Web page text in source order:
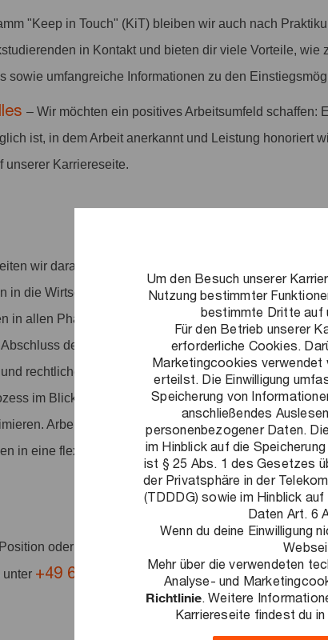
Um den Besuch unserer
Nutzung bestimmter
bestimmte Dritte auf
Für den Betrieb unserer
erforderliche Cookies.
Marketingcookies verwendet
erteilst. Die Einwilligung
Speicherung von
anschließendes
personenbezogener Daten.
im Hinblick auf die
ist § 25 Abs. 1 des Gesetzes
der Privatsphäre in der
(TDDDG) sowie im Hinblick
Daten Art. 6
Wenn du deine Einwilligung
Mehr über die verwendeten
Analyse- und
Richtlinie. Weitere
Karriereseite findest du
"Keep in Touch" (KiT) bleiben wir auch nach
in Kontakt und bieten dir viele Vorteile, wie
sowie umfangreiche Informationen zu den
– Wir möchten ein positives Arbeitsumfeld schaffen:
ist, in dem Arbeit anerkannt und Leistung honoriert
unserer Karriereseite.
wir daran, entscheidende Herausforderungen zu
in die Wirtschaft und Gesellschaft auszubauen. Als Teil
in allen Phasen des Deal Cycles: Vom Ermitteln
der Verhandlungen. Von der Unternehmens-
rechtlichen Fragestellungen bis hin zur Integration.
im Blick und es gelingt uns im Team, die Risiken
Arbeite mit uns an spannenden Projekten, mit
in eine flexible Gestaltung deines Arbeitstages.
oder deiner Bewerbung?
unter +49 69 9585-2222.